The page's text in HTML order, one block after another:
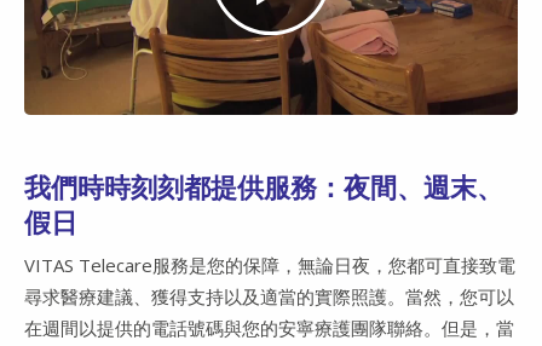
Play
我們時時刻刻都提供服務：夜間、週末、
假日
VITAS Telecare服務是您的保障，無論日夜，您都可直接致電
尋求醫療建議、獲得支持以及適當的實際照護。當然，您可以
在週間以提供的電話號碼與您的安寧療護團隊聯絡。但是，當